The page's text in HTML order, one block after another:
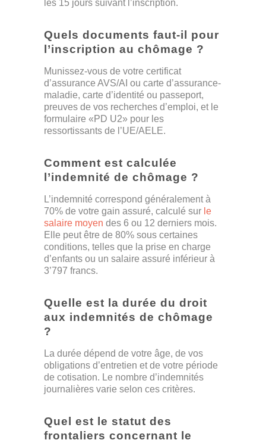
les 15 jours suivant l’inscription.
Quels documents faut-il pour
l’inscription au chômage ?
Munissez-vous de votre certificat
d’assurance AVS/AI ou carte d’assurance-
maladie, carte d’identité ou passeport,
preuves de vos recherches d’emploi, et le
formulaire «PD U2» pour les
ressortissants de l’UE/AELE.
Comment est calculée
l’indemnité de chômage ?
L’indemnité correspond généralement à
70% de votre gain assuré, calculé sur le
salaire moyen des 6 ou 12 derniers mois.
Elle peut être de 80% sous certaines
conditions, telles que la prise en charge
d’enfants ou un salaire assuré inférieur à
3’797 francs.
Quelle est la durée du droit
aux indemnités de chômage
?
La durée dépend de votre âge, de vos
obligations d’entretien et de votre période
de cotisation. Le nombre d’indemnités
journalières varie selon ces critères.
Quel est le statut des
frontaliers concernant le